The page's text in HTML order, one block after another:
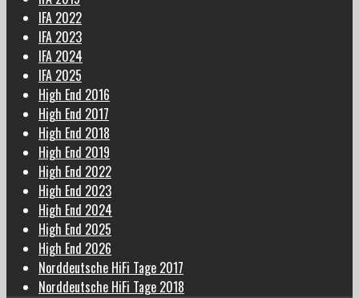
IFA 2022
IFA 2023
IFA 2024
IFA 2025
High End 2016
High End 2017
High End 2018
High End 2019
High End 2022
High End 2023
High End 2024
High End 2025
High End 2026
Norddeutsche HiFi Tage 2017
Norddeutsche HiFi Tage 2018